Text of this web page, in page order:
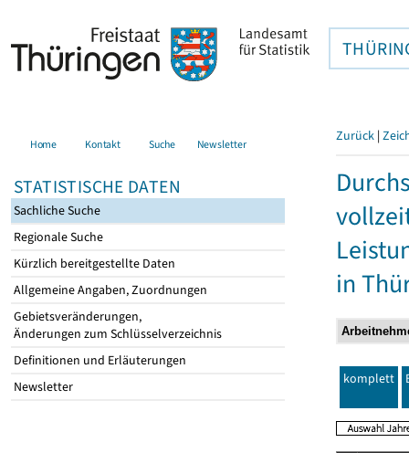
Home Kontakt Suche Newsletter
STATISTISCHE DATEN
Sachliche Suche
Regionale Suche
Kürzlich bereitgestellte Daten
Allgemeine Angaben, Zuordnungen
Gebietsveränderungen,
Änderungen zum Schlüsselverzeichnis
Definitionen und Erläuterungen
Newsletter
Zurück |
in
komplett